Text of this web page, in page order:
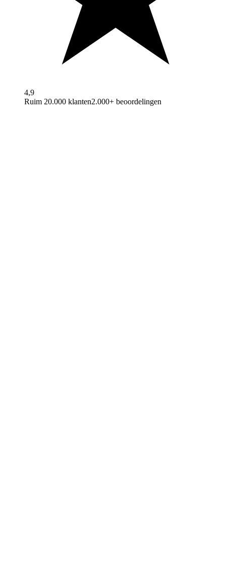
4,9
Ruim 20.000 klanten2.000+ beoordelingen